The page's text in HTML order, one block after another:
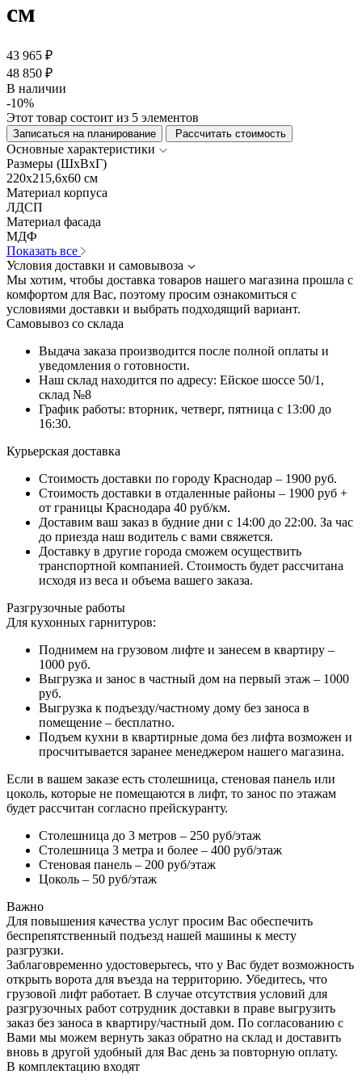
см
43 965 ₽
48 850 ₽
В наличии
-10%
Этот товар состоит из 5 элементов
Записаться на планирование Рассчитать стоимость
Основные характеристики
Размеры (ШхВхГ)
220x215,6x60 см
Материал корпуса
ЛДСП
Материал фасада
МДФ
Показать все
Условия доставки и самовывоза
Мы хотим, чтобы доставка товаров нашего магазина прошла с
комфортом для Вас, поэтому просим ознакомиться с
условиями доставки и выбрать подходящий вариант.
Самовывоз со склада
Выдача заказа производится после полной оплаты и
уведомления о готовности.
Наш склад находится по адресу: Ейское шоссе 50/1,
склад №8
График работы: вторник, четверг, пятница с 13:00 до
16:30.
Курьерская доставка
Стоимость доставки по городу Краснодар – 1900 руб.
Стоимость доставки в отдаленные районы – 1900 руб +
от границы Краснодара 40 руб/км.
Доставим ваш заказ в будние дни с 14:00 до 22:00. За час
до приезда наш водитель с вами свяжется.
Доставку в другие города сможем осуществить
транспортной компанией. Стоимость будет рассчитана
исходя из веса и объема вашего заказа.
Разгрузочные работы
Для кухонных гарнитуров:
Поднимем на грузовом лифте и занесем в квартиру –
1000 руб.
Выгрузка и занос в частный дом на первый этаж – 1000
руб.
Выгрузка к подъезду/частному дому без заноса в
помещение – бесплатно.
Подъем кухни в квартирные дома без лифта возможен и
просчитывается заранее менеджером нашего магазина.
Если в вашем заказе есть столешница, стеновая панель или
цоколь, которые не помещаются в лифт, то занос по этажам
будет рассчитан согласно прейскуранту.
Столешница до 3 метров – 250 руб/этаж
Столешница 3 метра и более – 400 руб/этаж
Стеновая панель – 200 руб/этаж
Цоколь – 50 руб/этаж
Важно
Для повышения качества услуг просим Вас обеспечить
беспрепятственный подъезд нашей машины к месту
разгрузки.
Заблаговременно удостоверьтесь, что у Вас будет возможность
открыть ворота для въезда на территорию. Убедитесь, что
грузовой лифт работает. В случае отсутствия условий для
разгрузочных работ сотрудник доставки в праве выгрузить
заказ без заноса в квартиру/частный дом. По согласованию с
Вами мы можем вернуть заказ обратно на склад и доставить
вновь в другой удобный для Вас день за повторную оплату.
В комплектацию входят